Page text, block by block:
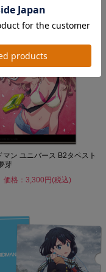
マン ユニバース B2タペスト
芽
価格：3,300円(税込)